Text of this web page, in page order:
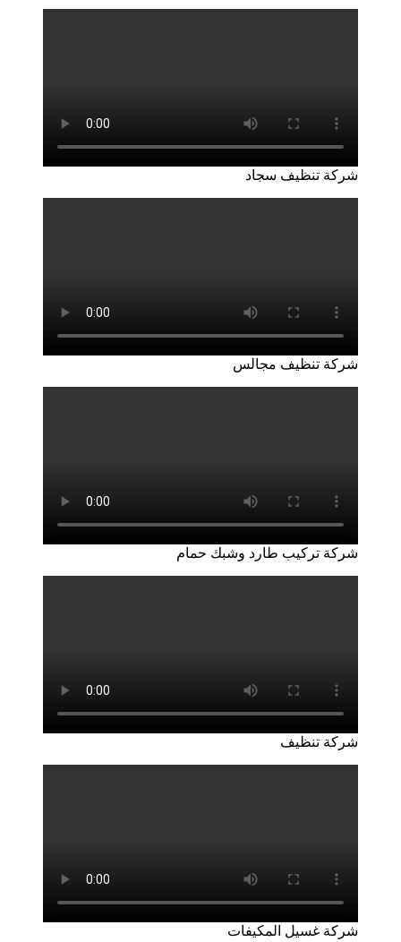
شركة تنظيف سجاد
شركة تنظيف مجالس
شركة تركيب طارد وشبك حمام
شركة تنظيف
شركة غسيل المكيفات